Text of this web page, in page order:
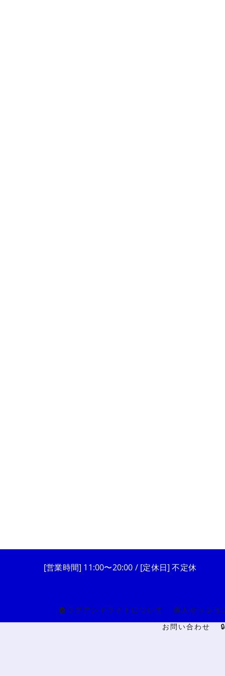
[営業時間] 11:00〜20:00 / [定休日] 不定休
🏠ラブアンドライトについて 個人セッショ
お問い合わせ